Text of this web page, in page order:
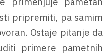
pripremiti, pa samim
Ostaje pitanje da
primere pametnih